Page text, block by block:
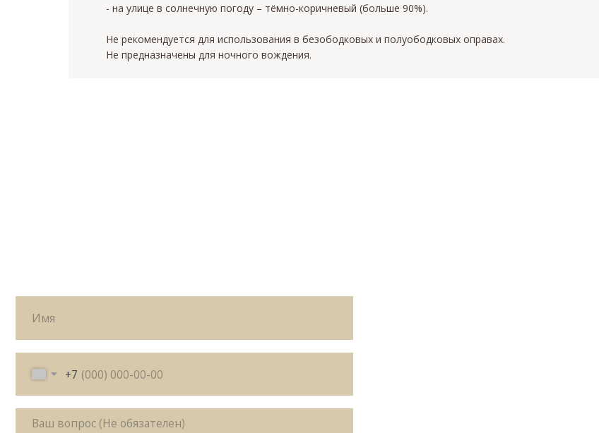
- на улице в солнечную погоду – тёмно-коричневый (больше 90%).
Не рекомендуется для использования в безободковых и полуободковых оправах.
Не предназначены для ночного вождения.
Жду звонка